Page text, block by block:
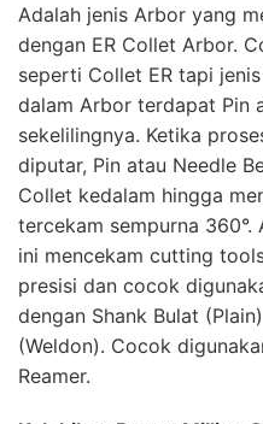
Adalah jenis Arbor yang
dengan ER Collet Arbor.
seperti Collet ER tapi
dalam Arbor terdapat Pin
sekelilingnya. Ketika
diputar, Pin atau Needle
Collet kedalam hingga
tercekam sempurna
ini mencekam cutting
presisi dan cocok
dengan Shank Bulat
(Weldon). Cocok
Reamer.